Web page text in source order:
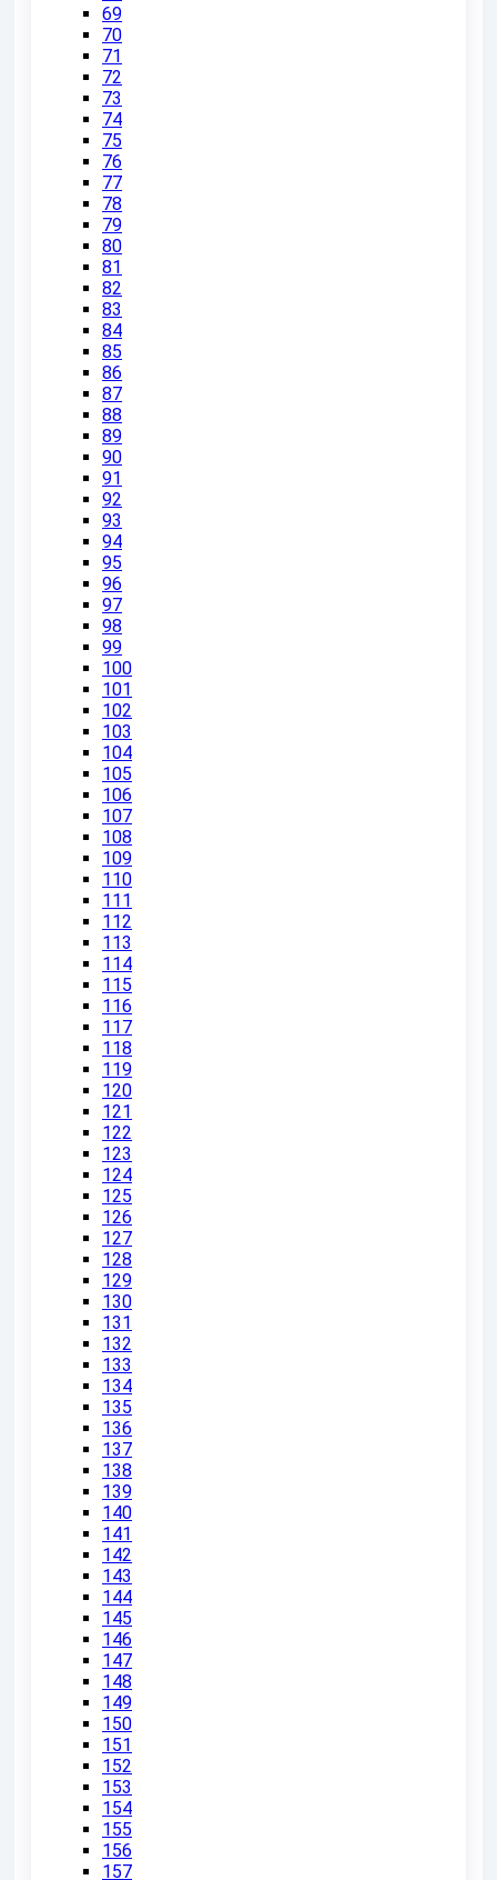
69
70
71
72
73
74
75
76
77
78
79
80
81
82
83
84
85
86
87
88
89
90
91
92
93
94
95
96
97
98
99
100
101
102
103
104
105
106
107
108
109
110
111
112
113
114
115
116
117
118
119
120
121
122
123
124
125
126
127
128
129
130
131
132
133
134
135
136
137
138
139
140
141
142
143
144
145
146
147
148
149
150
151
152
153
154
155
156
157